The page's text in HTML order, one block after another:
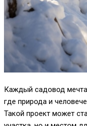
Каждый садовод
где природа и
Такой проект может